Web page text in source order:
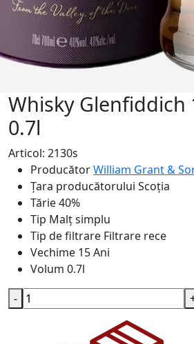
Whisky Glenfiddich
0.7l
Articol: 2130s
ProducătorWilliam Grant &
Țara producătorului Scoția
Tărie40%
Tip Malț simplu
Tip de filtrare Filtrare rece
Vechime 15 Ani
Volum 0.7l
-